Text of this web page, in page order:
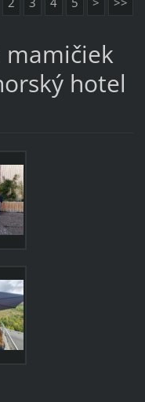
mamičiek
hotel